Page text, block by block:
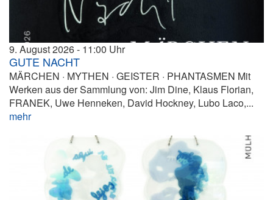
9. August 2026 11:00
GUTE NACHT
MÄRCHEN · MYTHEN · GEISTER · PHANTASMEN Mit
Werken aus der Sammlung von: Jim Dine, Klaus Florian,
FRANEK, Uwe Henneken, David Hockney, Lubo Laco,...
mehr